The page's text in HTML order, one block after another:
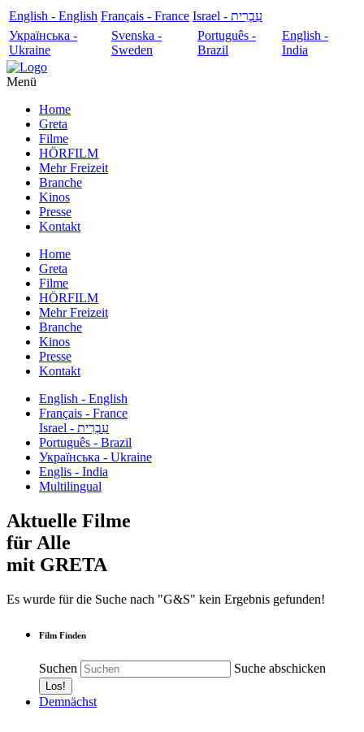
English - English Français - France
עִבְרִית - Israel
Українська -
Ukraine
Svenska -
Sweden
Português -
Brazil
English -
India
Menü
Home
Greta
Filme
HÖRFILM
Mehr Freizeit
Branche
Kinos
Presse
Kontakt
Home
Greta
Filme
HÖRFILM
Mehr Freizeit
Branche
Kinos
Presse
Kontakt
English - English
Français - France
עִבְרִית - Israel
Português - Brazil
Українська - Ukraine
Englis - India
Multilingual
Aktuelle Filme
für Alle
mit GRETA
Es wurde für die Suche nach "G&S" kein Ergebnis gefunden!
Film Finden
Suchen Suche abschicken
Demnächst